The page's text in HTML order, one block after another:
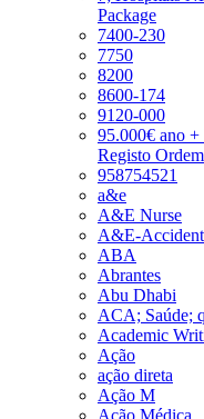
Package
7400-230
7750
8200
8600-174
9120-000
95.000€ ano +
Registo Ordem
958754521
a&e
A&E Nurse
A&E-
ABA
Abrantes
Abu Dhabi
ACA; Saúde;
Academic
Ação
ação direta
Ação M
Ação Médica